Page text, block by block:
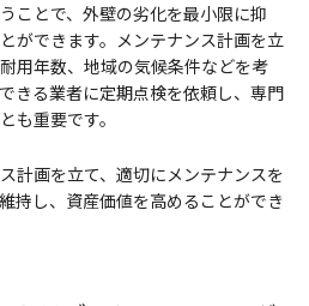
ことで、外壁の劣化を最小限に抑
ができます。メンテナンス計画を立
用年数、地域の気候条件などを考
きる業者に定期点検を依頼し、専門
も重要です。
計画を立て、適切にメンテナンスを
持し、資産価値を高めることができ